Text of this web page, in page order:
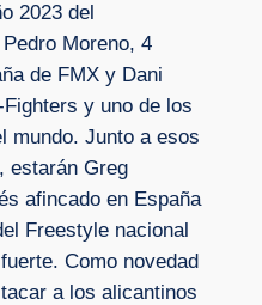
2023 del
Moreno, 4
de FMX y Dani
y uno de los
mundo. Junto a esos
estarán Greg
afincado en España
Freestyle nacional
Como novedad
a los alicantinos